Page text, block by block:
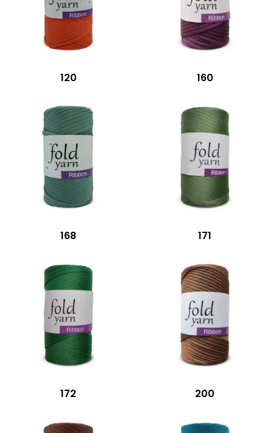
120 160
168 171
172 200